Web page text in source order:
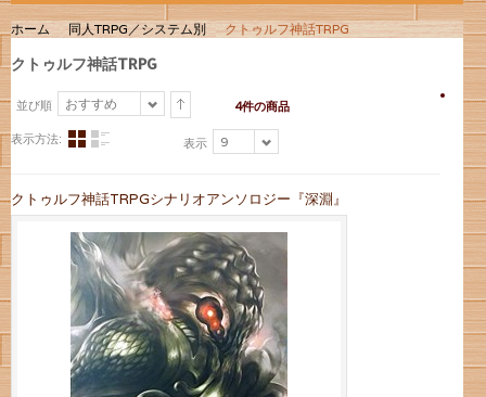
ホーム 同人TRPG／システム別 クトゥルフ神話TRPG
クトゥルフ神話TRPG
並び順 おすすめ 4件の商品
表示方法: 表示 9
クトゥルフ神話TRPGシナリオアンソロジー『深淵』